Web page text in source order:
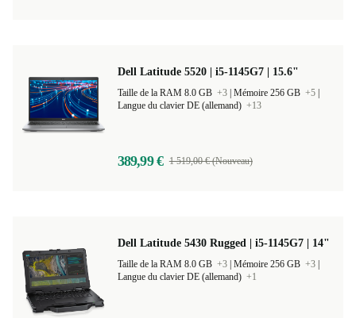
Dell Latitude 5520 | i5-1145G7 | 15.6"
Taille de la RAM 8.0 GB +3 Mémoire 256 GB +5
Langue du clavier DE (allemand) +13
389,99 € 1 519,00 € (Nouveau)
Dell Latitude 5430 Rugged | i5-1145G7 | 14"
Taille de la RAM 8.0 GB +3 Mémoire 256 GB +3
Langue du clavier DE (allemand) +1